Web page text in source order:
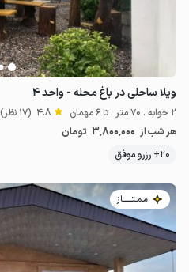
ویلا ساحلی در باغ محله - واحد ۴
2 خوابه . 70 متر . تا 6 مهمان 4.8 (17 نظر)
هر شب از 3٬800٬000 تومان
20+ رزرو موفق
مـمـتــــــاز